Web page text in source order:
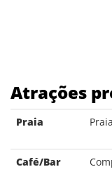
Atrações
Praia
Café/Bar